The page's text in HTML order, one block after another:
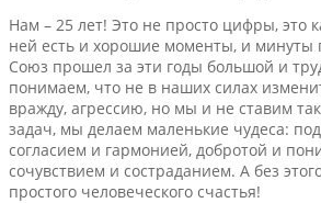
Нам – 25 лет! Это не просто цифры, это
ней есть и хорошие моменты, и минуты
Союз прошел за эти годы большой и
понимаем, что не в наших силах
вражду, агрессию, но мы и не ставим
задач, мы делаем маленькие чудеса:
согласием и гармонией, добротой и
сочувствием и состраданием. А без
простого человеческого счастья!